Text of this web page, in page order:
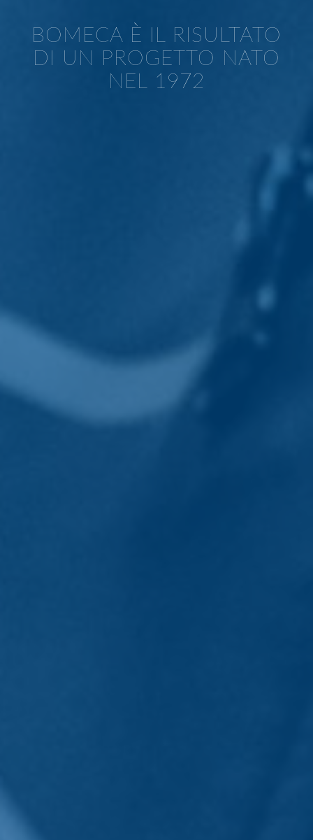
BOMECA È IL RISULTATO
DI UN PROGETTO NATO
NEL 1972